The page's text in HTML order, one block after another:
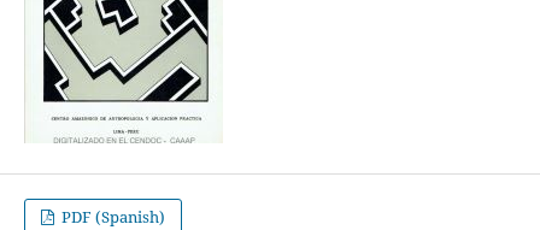
PDF (Spanish)